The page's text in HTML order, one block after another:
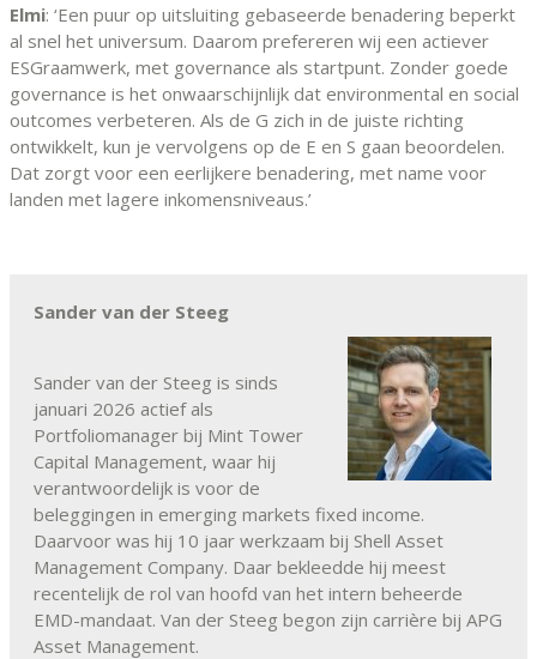
Elmi: ‘Een puur op uitsluiting gebaseerde benadering beperkt
al snel het universum. Daarom prefereren wij een actiever
ESGraamwerk, met governance als startpunt. Zonder goede
governance is het onwaarschijnlijk dat environmental en social
outcomes verbeteren. Als de G zich in de juiste richting
ontwikkelt, kun je vervolgens op de E en S gaan beoordelen.
Dat zorgt voor een eerlijkere benadering, met name voor
landen met lagere inkomensniveaus.’
Sander van der Steeg
Sander van der Steeg is sinds
januari 2026 actief als
Portfoliomanager bij Mint Tower
Capital Management, waar hij
verantwoordelijk is voor de
beleggingen in emerging markets fixed income.
Daarvoor was hij 10 jaar werkzaam bij Shell Asset
Management Company. Daar bekleedde hij meest
recentelijk de rol van hoofd van het intern beheerde
EMD-mandaat. Van der Steeg begon zijn carrière bij APG
Asset Management.